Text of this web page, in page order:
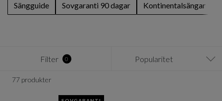
Sängguide Sovgaranti 90 dagar Kontinentalsängar
Filter 0 Popularitet
77 produkter